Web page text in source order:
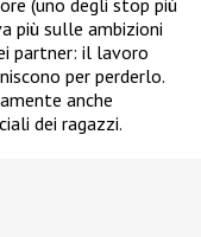
(uno degli stop più
più sulle ambizioni
partner: il lavoro
per perderlo.
anche
dei ragazzi.